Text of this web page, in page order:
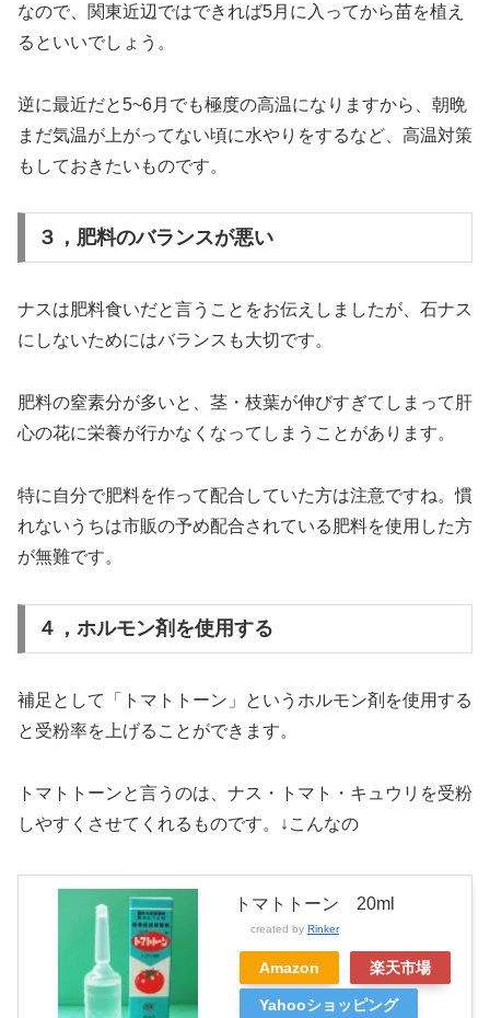
なので、関東近辺ではできれば5月に入ってから苗を植え
るといいでしょう。
逆に最近だと5~6月でも極度の高温になりますから、朝晩
まだ気温が上がってない頃に水やりをするなど、高温対策
もしておきたいものです。
３，肥料のバランスが悪い
ナスは肥料食いだと言うことをお伝えしましたが、石ナス
にしないためにはバランスも大切です。
肥料の窒素分が多いと、茎・枝葉が伸びすぎてしまって肝
心の花に栄養が行かなくなってしまうことがあります。
特に自分で肥料を作って配合していた方は注意ですね。慣
れないうちは市販の予め配合されている肥料を使用した方
が無難です。
４，ホルモン剤を使用する
補足として「トマトトーン」というホルモン剤を使用する
と受粉率を上げることができます。
トマトトーンと言うのは、ナス・トマト・キュウリを受粉
しやすくさせてくれるものです。↓こんなの
トマトトーン 20ml
created by Rinker
Amazon 楽天市場
Yahooショッピング